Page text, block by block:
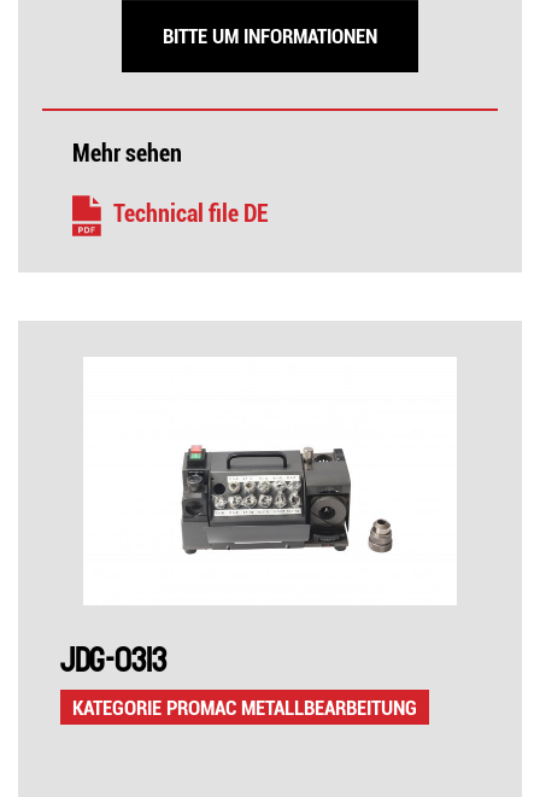
BITTE UM INFORMATIONEN
Mehr sehen
Technical file DE
JDG-0313
KATEGORIE PROMAC METALLBEARBEITUNG